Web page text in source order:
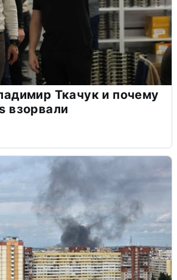
Ткачук и почему
взорвали